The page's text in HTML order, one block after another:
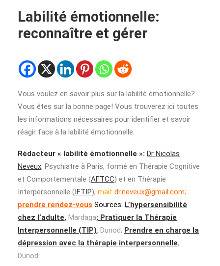
Labilité émotionnelle:
reconnaître et gérer
Vous voulez en savoir plus sur la labilité émotionnelle?
Vous êtes sur la bonne page! Vous trouverez ici toutes
les informations nécessaires pour identifier et savoir
réagir face à la labilité émotionnelle.
Rédacteur « labilité émotionnelle »: Dr Nicolas
Neveux, Psychiatre à Paris, formé en Thérapie Cognitive
et Comportementale (AFTCC) et en Thérapie
Interpersonnelle (IFTIP), mail: dr.neveux@gmail.com;
prendre rendez-vous Sources: L’hypersensibilité
chez l’adulte, Mardaga; Pratiquer la Thérapie
Interpersonnelle (TIP), Dunod; Prendre en charge la
dépression avec la thérapie interpersonnelle,
Dunod.